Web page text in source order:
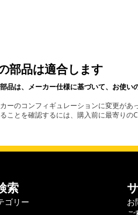
部品は適合します
品は、メーカー仕様に基づいて、お使い
ーのコンフィギュレーションに変更が
ことを確認するには、購入前に最寄りの
索
ゴリー
お